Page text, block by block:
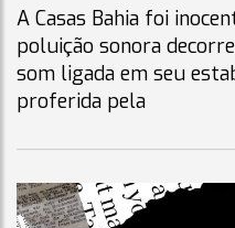
A Casas Bahia foi
poluição sonora
som ligada em seu
proferida pela